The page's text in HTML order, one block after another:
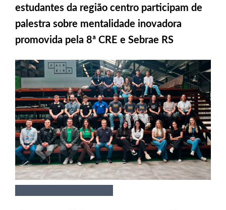
estudantes da região centro participam de
palestra sobre mentalidade inovadora
promovida pela 8ª CRE e Sebrae RS